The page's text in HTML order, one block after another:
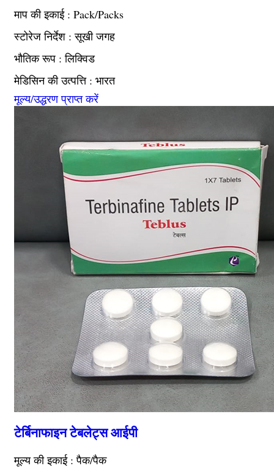
माप की इकाई : Pack/Packs
स्टोरेज निर्देश : सूखी जगह
भौतिक रूप : लिक्विड
मेडिसिन की उत्पत्ति : भारत
मूल्य/उद्धरण प्राप्त करें
टेर्बिनाफाइन टेबलेट्स आईपी
मूल्य की इकाई : पैक/पैक